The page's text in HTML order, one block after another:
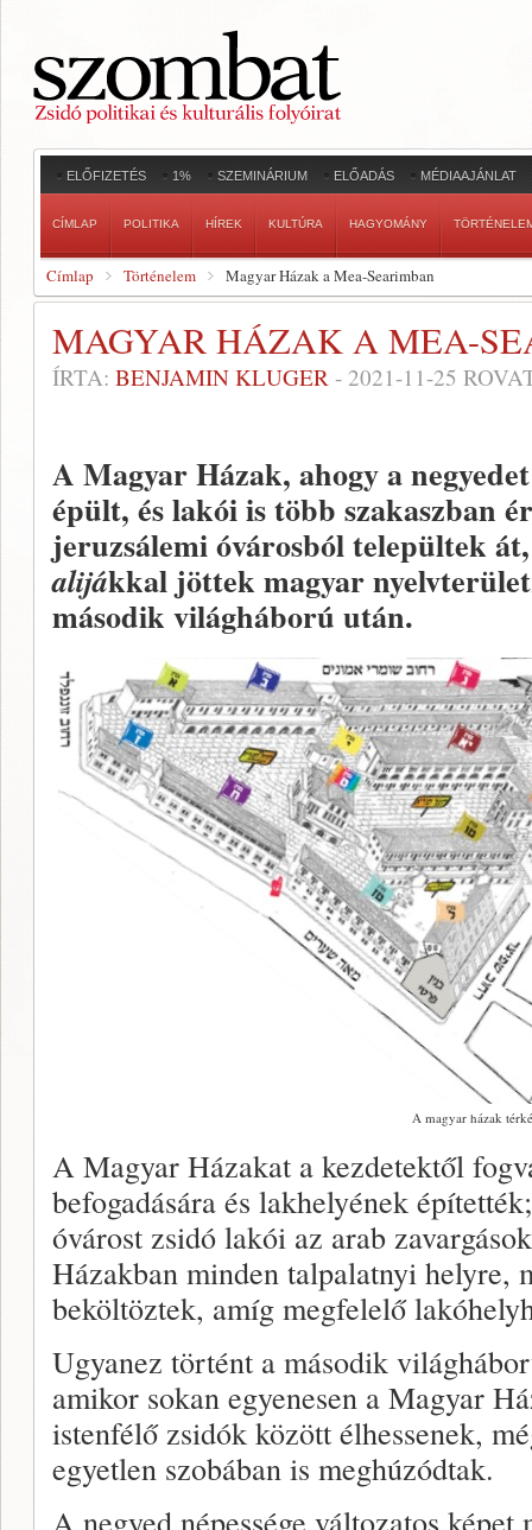
ELŐFIZETÉS 1% SZEMINÁRIUM ELŐADÁS MÉDIAAJÁNLAT
CÍMLAP POLITIKA HÍREK KULTÚRA HAGYOMÁNY
Címlap Történelem Magyar Házak a Mea-Searimban
MAGYAR HÁZAK A MEA-
ÍRTA: BENJAMIN KLUGER - 2021-11-25
A Magyar Házak, ahogy a
épült, és lakói is több szakaszban
jeruzsálemi óvárosból települtek
alijákkal jöttek magyar
második világháború után.
A magyar házak
A Magyar Házakat a kezdetektől
befogadására és lakhelyének
óvárost zsidó lakói az arab
Házakban minden talpalatnyi helyre,
beköltöztek, amíg megfelelő
Ugyanez történt a második
amikor sokan egyenesen a Magyar
istenfélő zsidók között élhessenek,
egyetlen szobában is meghúzódtak.
A negyed népessége változatos